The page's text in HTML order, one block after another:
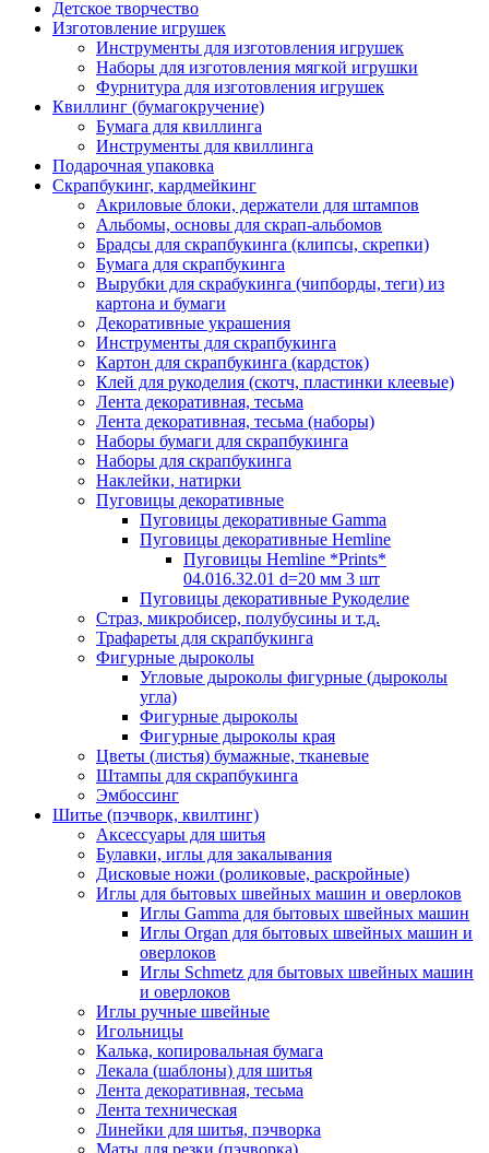
Детское творчество
Изготовление игрушек
Инструменты для изготовления игрушек
Наборы для изготовления мягкой игрушки
Фурнитура для изготовления игрушек
Квиллинг (бумагокручение)
Бумага для квиллинга
Инструменты для квиллинга
Подарочная упаковка
Скрапбукинг, кардмейкинг
Акриловые блоки, держатели для штампов
Альбомы, основы для скрап-альбомов
Брадсы для скрапбукинга (клипсы, скрепки)
Бумага для скрапбукинга
Вырубки для скрабукинга (чипборды, теги) из
картона и бумаги
Декоративные украшения
Инструменты для скрапбукинга
Картон для скрапбукинга (кардсток)
Клей для рукоделия (скотч, пластинки клеевые)
Лента декоративная, тесьма
Лента декоративная, тесьма (наборы)
Наборы бумаги для скрапбукинга
Наборы для скрапбукинга
Наклейки, натирки
Пуговицы декоративные
Пуговицы декоративные Gamma
Пуговицы декоративные Hemline
Пуговицы Hemline *Prints*
04.016.32.01 d=20 мм 3 шт
Пуговицы декоративные Рукоделие
Страз, микробисер, полубусины и т.д.
Трафареты для скрапбукинга
Фигурные дыроколы
Угловые дыроколы фигурные (дыроколы
угла)
Фигурные дыроколы
Фигурные дыроколы края
Цветы (листья) бумажные, тканевые
Штампы для скрапбукинга
Эмбоссинг
Шитье (пэчворк, квилтинг)
Аксессуары для шитья
Булавки, иглы для закалывания
Дисковые ножи (роликовые, раскройные)
Иглы для бытовых швейных машин и оверлоков
Иглы Gamma для бытовых швейных машин
Иглы Organ для бытовых швейных машин и
оверлоков
Иглы Schmetz для бытовых швейных машин
и оверлоков
Иглы ручные швейные
Игольницы
Калька, копировальная бумага
Лекала (шаблоны) для шитья
Лента декоративная, тесьма
Лента техническая
Линейки для шитья, пэчворка
Маты для резки (пэчворка)